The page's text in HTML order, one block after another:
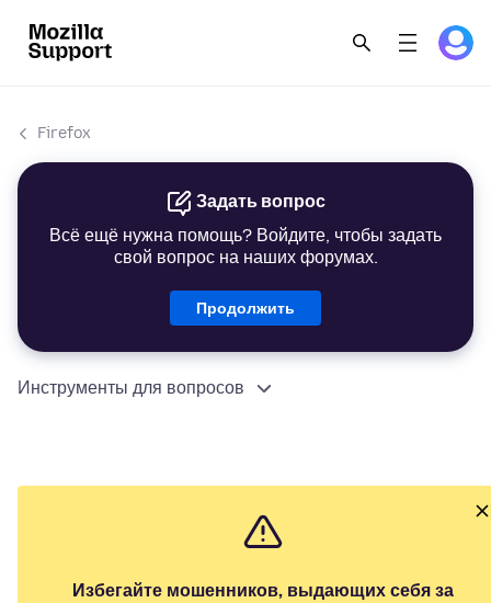
Firefox
Задать вопрос
Всё ещё нужна помощь? Войдите, чтобы задать
свой вопрос на наших форумах.
Продолжить
Инструменты для вопросов
Избегайте мошенников, выдающих себя за